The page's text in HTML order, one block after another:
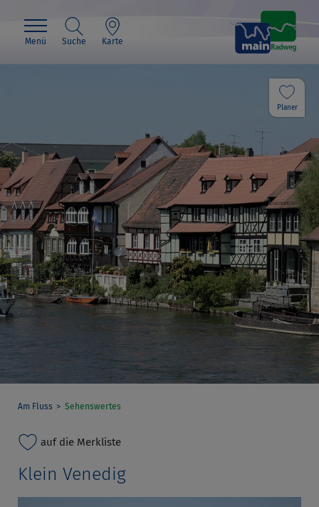
Menü Suche Karte
Planer
Am Fluss Sehenswertes
auf die Merkliste
Klein Venedig